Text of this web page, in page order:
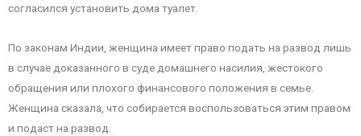
согласился установить дома туалет.
По законам Индии, женщина имеет право подать на развод лишь
в случае доказанного в суде домашнего насилия, жестокого
обращения или плохого финансового положения в семье.
Женщина сказала, что собирается воспользоваться этим правом
и подаст на развод.